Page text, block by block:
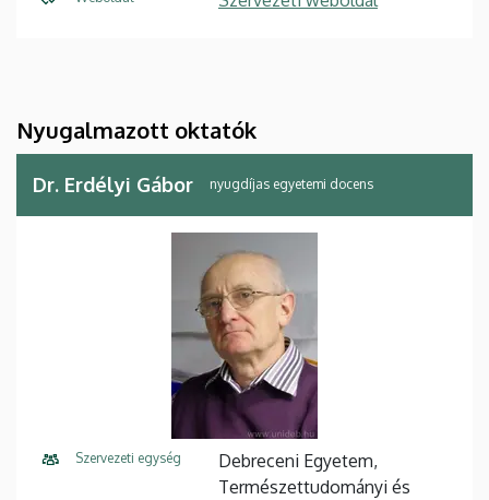
Nyugalmazott oktatók
Dr. Erdélyi Gábor nyugdíjas egyetemi docens
Szervezeti egység
Debreceni Egyetem,
Természettudományi és